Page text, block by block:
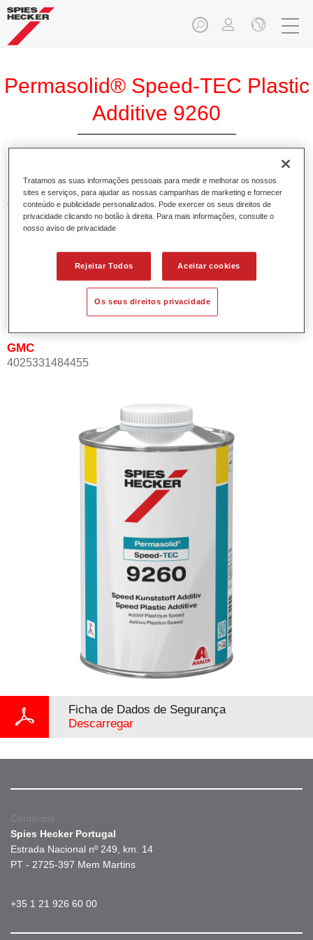
Permasolid® Speed-TEC Plastic
Additive 9260
Características do produto
Referência do artigo
37192600
GMC
4025331484455
Ficha de Dados de Segurança
Descarregar
Contactos
Spies Hecker Portugal
Estrada Nacional nº 249, km. 14
PT - 2725-397 Mem Martins
+35 1 21 926 60 00
Tratamos as suas informações pessoais para medir e melhorar os nossos
sites e serviços, para ajudar as nossas campanhas de marketing e fornecer
conteúdo e publicidade personalizados. Pode exercer os seus direitos de
privacidade clicando no botão à direita. Para mais informações, consulte o
nosso aviso de privacidade
Rejeitar Todos Aceitar cookies
Os seus direitos privacidade